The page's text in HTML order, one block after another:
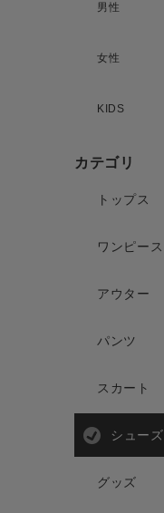
男性
女性
KIDS
カテゴリ
トップス
ワンピース
アウター
パンツ
スカート
シューズ
グッズ